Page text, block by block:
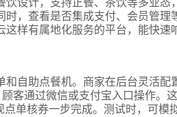
，查看是否集成支付、会员管理
样有属地化服务的平台，能快速
自助点餐机。商家在后台灵活配
客通过微信或支付宝入口操作。
单核券一步完成。测试时，可模